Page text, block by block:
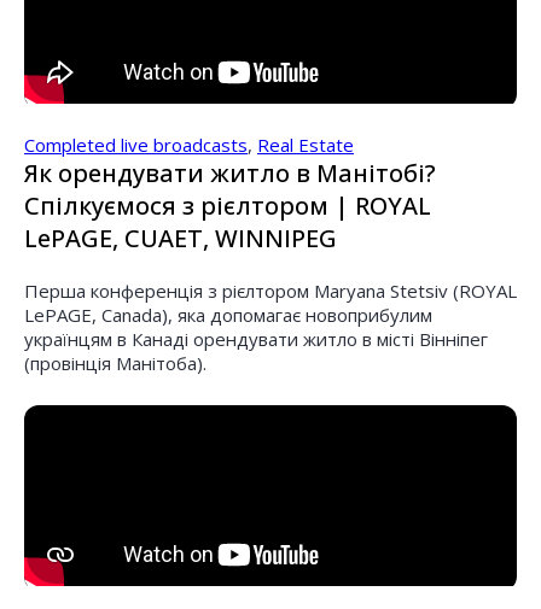
Completed live broadcasts, Real Estate
Як орендувати житло в Манітобі?
Спілкуємося з рієлтором | ROYAL
LePAGE, CUAET, WINNIPEG
Перша конференція з рієлтором Maryana Stetsiv (ROYAL
LePAGE, Canada), яка допомагає новоприбулим
українцям в Канаді орендувати житло в місті Вінніпег
(провінція Манітоба).